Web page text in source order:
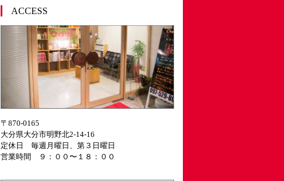
ACCESS
〒870-0165
大分県大分市明野北2-14-16
定休日 毎週月曜日、第３日曜日
営業時間 ９：００〜１８：００